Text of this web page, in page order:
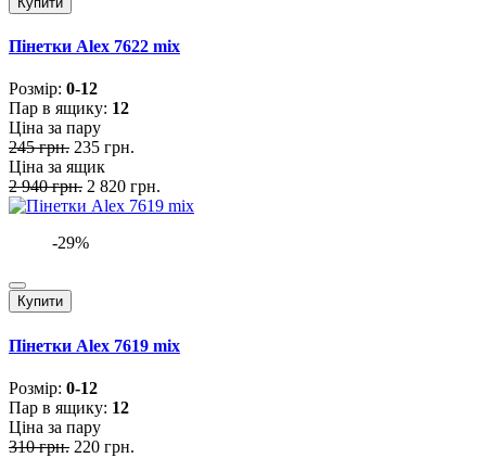
Пінетки Alex 7622 mix
Розмiр: 0-12
Пар в ящику: 12
Ціна за пару
245 грн. 235 грн.
Ціна за ящик
2 940 грн. 2 820 грн.
-29%
Купити
Пінетки Alex 7619 mix
Розмiр: 0-12
Пар в ящику: 12
Ціна за пару
310 грн. 220 грн.